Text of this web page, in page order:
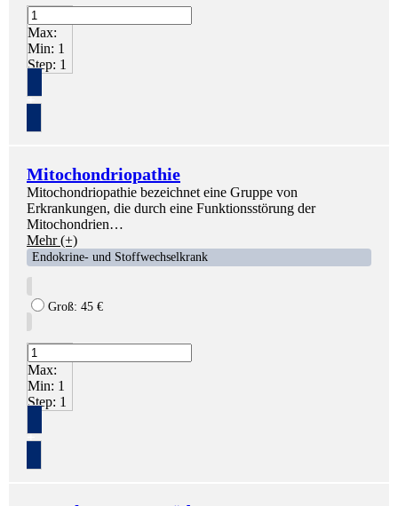
Max:
Min: 1
Step: 1
+
Mitochondriopathie
Mitochondriopathie bezeichnet eine Gruppe von
Erkrankungen, die durch eine Funktionsstörung der
Mitochondrien…
Mehr (+)
Endokrine- und Stoffwechselkrank
Groß: 45 €
Max:
Min: 1
Step: 1
+